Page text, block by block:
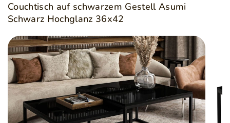
Couchtisch auf schwarzem Gestell Asumi
Schwarz Hochglanz 36x42